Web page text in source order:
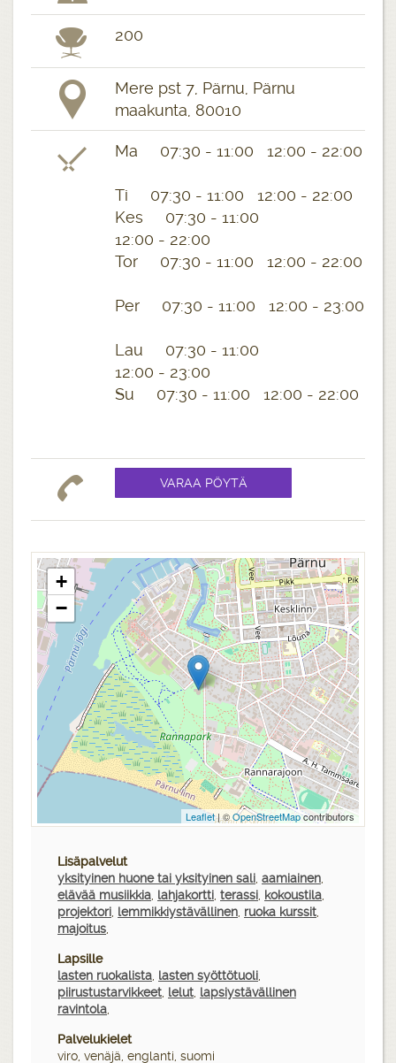
200
Mere pst 7, Pärnu, Pärnu
maakunta, 80010
Ma 07:30 - 11:00 12:00 - 22:00
Ti 07:30 - 11:00 12:00 - 22:00
Kes 07:30 - 11:00
12:00 - 22:00
Tor 07:30 - 11:00 12:00 - 22:00
Per 07:30 - 11:00 12:00 - 23:00
Lau 07:30 - 11:00
12:00 - 23:00
Su 07:30 - 11:00 12:00 - 22:00
+
−
Leaflet| ©OpenStreetMapcontributors
Lisäpalvelut
yksityinen huone tai yksityinen sali, aamiainen,
elävää musiikkia, lahjakortti, terassi, kokoustila,
projektori, lemmikkiystävällinen, ruoka kurssit,
majoitus,
Lapsille
lasten ruokalista, lasten syöttötuoli,
piirustustarvikkeet, lelut, lapsiystävällinen
ravintola,
Palvelukielet
viro, venäjä, englanti, suomi